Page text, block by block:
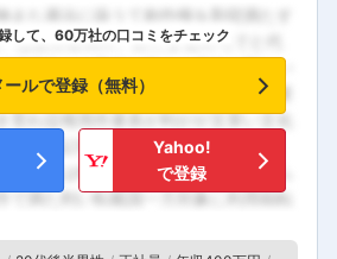
して、60万社の口コミをチェック
ールで登録（無料）
Yahoo!
で登録